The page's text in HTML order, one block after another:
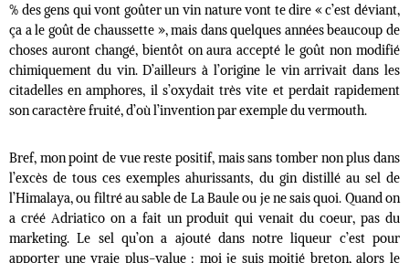
% des gens qui vont goûter un vin nature vont te dire « c’est déviant,
ça a le goût de chaussette », mais dans quelques années beaucoup de
choses auront changé, bientôt on aura accepté le goût non modifié
chimiquement du vin. D’ailleurs à l’origine le vin arrivait dans les
citadelles en amphores, il s’oxydait très vite et perdait rapidement
son caractère fruité, d’où l’invention par exemple du vermouth.
Bref, mon point de vue reste positif, mais sans tomber non plus dans
l’excès de tous ces exemples ahurissants, du gin distillé au sel de
l’Himalaya, ou filtré au sable de La Baule ou je ne sais quoi. Quand on
a créé Adriatico on a fait un produit qui venait du coeur, pas du
marketing. Le sel qu’on a ajouté dans notre liqueur c’est pour
apporter une vraie plus-value : moi je suis moitié breton, alors le